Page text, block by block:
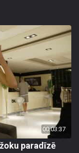
00:03:37
paradīzē